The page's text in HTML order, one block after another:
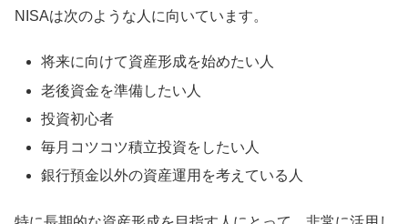
NISAは次のような人に向いています。
将来に向けて資産形成を始めたい人
老後資金を準備したい人
投資初心者
毎月コツコツ積立投資をしたい人
銀行預金以外の資産運用を考えている人